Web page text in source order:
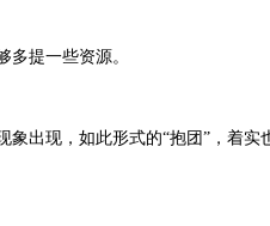
提一些资源。
出现，如此形式的“抱团”，着实